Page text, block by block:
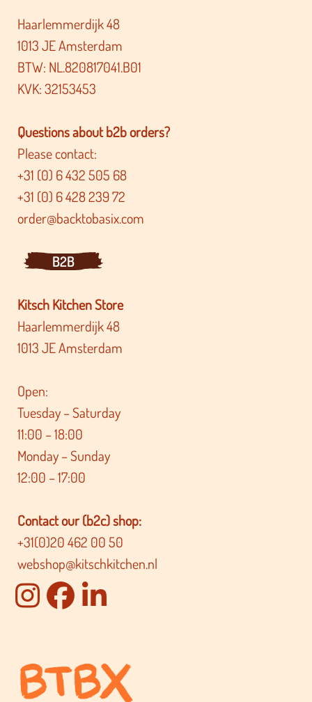
Haarlemmerdijk 48
1013 JE Amsterdam
BTW: NL.820817041.B01
KVK: 32153453
Questions about b2b orders?
Please contact:
+31 (0) 6 432 505 68
+31 (0) 6 428 239 72
order@backtobasix.com
B2B
Kitsch Kitchen Store
Haarlemmerdijk 48
1013 JE Amsterdam
Open:
Tuesday – Saturday
11:00 – 18:00
Monday – Sunday
12:00 – 17:00
Contact our (b2c) shop:
+31(0)20 462 00 50
webshop@kitschkitchen.nl